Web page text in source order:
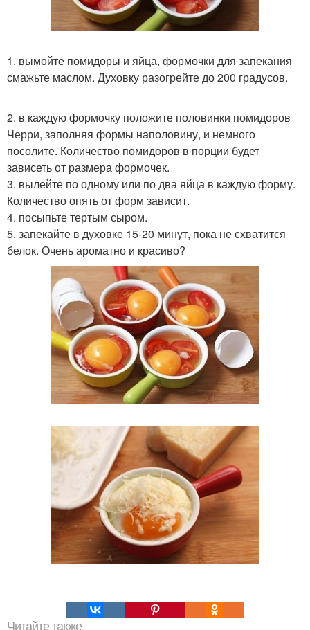
1. вымойте помидоры и яйца, формочки для запекания
смажьте маслом. Духовку разогрейте до 200 градусов.
2. в каждую формочку положите половинки помидоров
Черри, заполняя формы наполовину, и немного
посолите. Количество помидоров в порции будет
зависеть от размера формочек.
3. вылейте по одному или по два яйца в каждую форму.
Количество опять от форм зависит.
4. посыпьте тертым сыром.
5. запекайте в духовке 15-20 минут, пока не схватится
белок. Очень ароматно и красиво?
Читайте также